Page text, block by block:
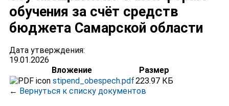
обучения за счёт средств
бюджета Самарской области
Дата утверждения:
19.01.2026
Вложение
Размер
stipend_obespech.pdf223.97 КБ
← Вернуться к списку документов